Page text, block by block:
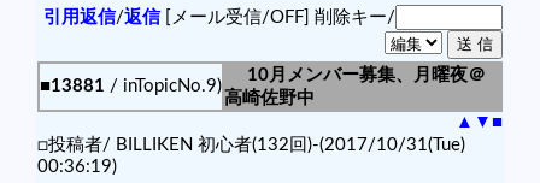
引用返信/返信[メール受信/OFF] 削除キー/
■13881 / inTopicNo.9)
10月メンバー募集、月曜夜＠
高崎佐野中
▲ ▼ ■
□投稿者/ BILLIKEN 初心者(132回)-(2017/10/31(Tue)
00:36:19)